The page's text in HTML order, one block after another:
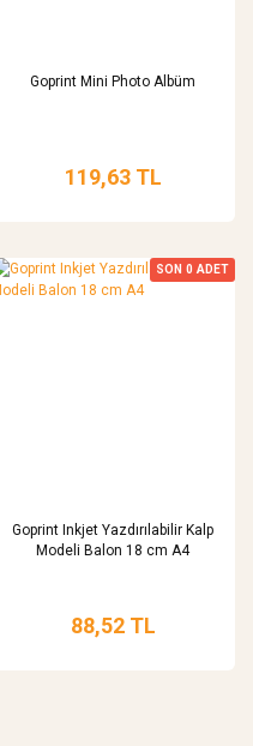
Goprint Mini Photo Albüm
119,63 TL
SON 0 ADET
Goprint Inkjet Yazdırılabilir Kalp
Modeli Balon 18 cm A4
88,52 TL